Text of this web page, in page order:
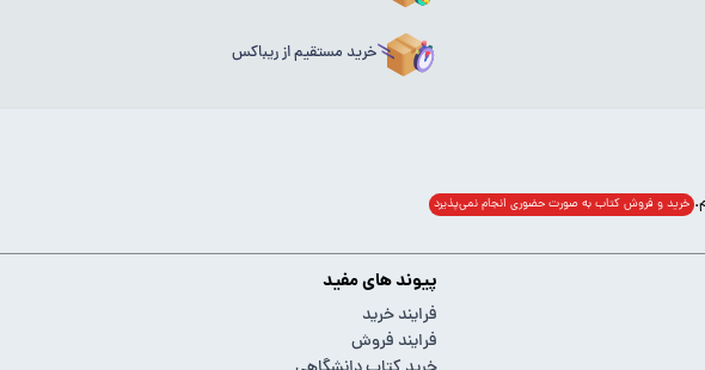
خرید مستقیم از ریباکس
خرید و فروش کتاب به صورت حضوری انجام‌ نمی‌پذیرد
پیوند های مفید
فرایند خرید
فرایند فروش